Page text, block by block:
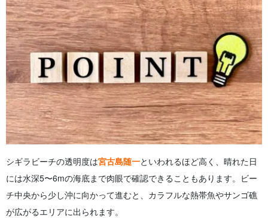
シギラビーチの透明度は宮古島随一といわれるほど高く、晴れた日
には水深5〜6mの海底まで肉眼で確認できることもあります。ビー
チ中央から少し沖に向かって進むと、カラフルな熱帯魚やサンゴ礁
が広がるエリアに出られます。